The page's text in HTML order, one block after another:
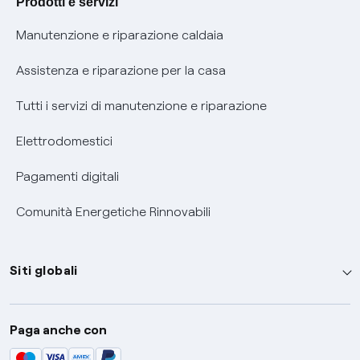
Informativa RAEE
Manutenzione e riparazione caldaia
Assistenza e riparazione per la casa
Tutti i servizi di manutenzione e riparazione
Elettrodomestici
Pagamenti digitali
Comunità Energetiche Rinnovabili
Siti globali
Enel Group
Enel Green Power
Paga anche con